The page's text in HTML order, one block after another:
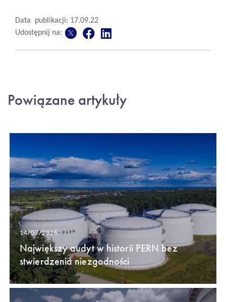
Data publikacji: 17.09.22
Udostępnij na:
Powiązane artykuły
14/07/2026
Największy audyt w historii PERN bez
stwierdzenia niezgodności